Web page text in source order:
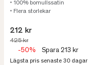
• 100% bomullssatin
• Flera storlekar
212 kr
425 kr
-50% Spara 213 kr
Lägsta pris senaste 30 dagar